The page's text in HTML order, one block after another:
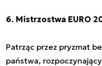
6. Mistrzostwa EURO
Patrząc przez pryzmat
państwa,